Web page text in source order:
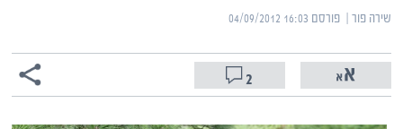
שירה פור | ‏פורסם ‎04/09/2012 16:03
2